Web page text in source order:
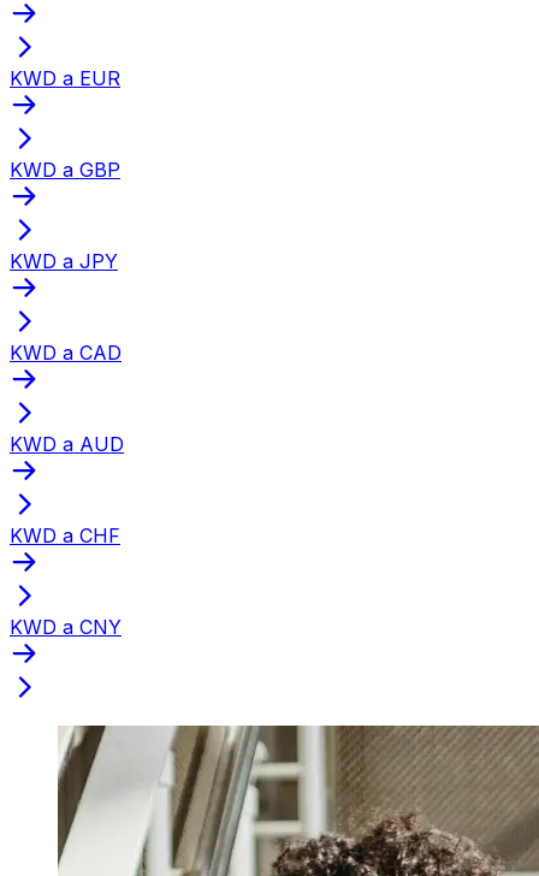
KWD a EUR
KWD a GBP
KWD a JPY
KWD a CAD
KWD a AUD
KWD a CHF
KWD a CNY